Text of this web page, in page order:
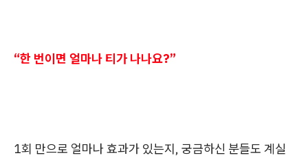
“한 번이면 얼마나 티가 나나요?”
1회 만으로 얼마나 효과가 있는지, 궁금하신 분들도 계실